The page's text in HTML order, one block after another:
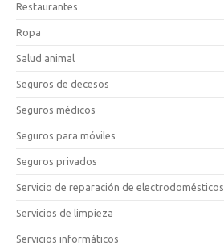
Restaurantes
Ropa
Salud animal
Seguros de decesos
Seguros médicos
Seguros para móviles
Seguros privados
Servicio de reparación de electrodomésticos
Servicios de limpieza
Servicios informáticos